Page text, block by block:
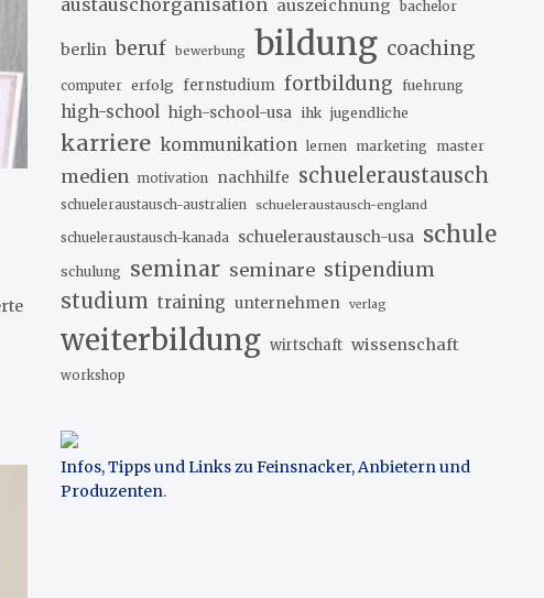
austauschorganisation auszeichnung bachelor
berlin beruf bewerbung bildung coaching
computer erfolg fernstudium fortbildung fuehrung
high-school high-school-usa ihk jugendliche
karriere kommunikation lernen marketing master
medien motivation nachhilfe schueleraustausch
schueleraustausch-australien schueleraustausch-england
schueleraustausch-kanada schueleraustausch-usa schule
schulung seminar seminare stipendium
studium training unternehmen verlag
weiterbildung wirtschaft wissenschaft
workshop
Infos, Tipps und Links zu Feinsnacker, Anbietern und
Produzenten.